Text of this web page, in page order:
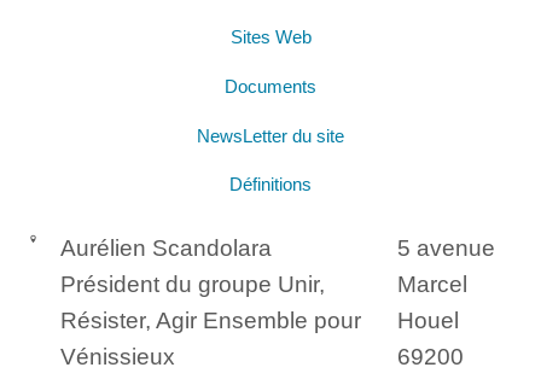
Sites Web
Documents
NewsLetter du site
Définitions
Aurélien Scandolara
Président du groupe Unir,
Résister, Agir Ensemble pour
Vénissieux
5 avenue
Marcel
Houel
69200